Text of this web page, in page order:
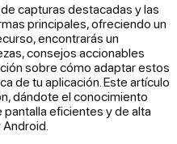
capturas destacadas y las
principales, ofreciendo un
encontrarás un
consejos accionables
sobre cómo adaptar estos
de tu aplicación. Este artículo
dándote el conocimiento
eficientes y de alta